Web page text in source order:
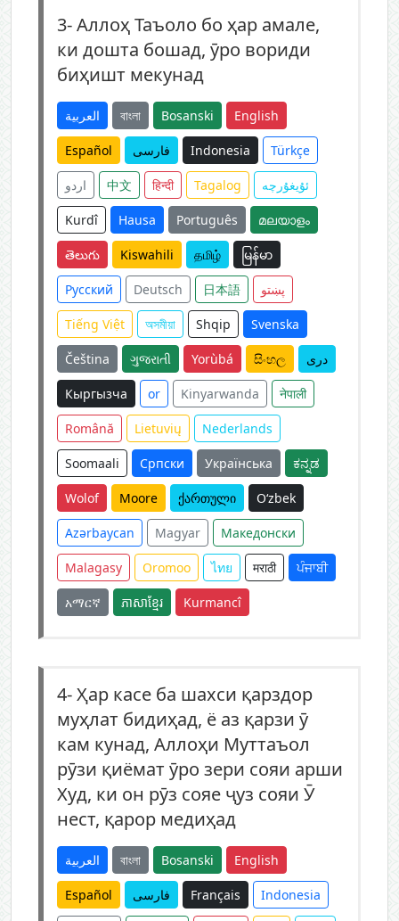
3-Аллоҳ Таъоло бо ҳар амале,
ки дошта бошад, ӯро вориди
биҳишт мекунад
العربية বাংলা Bosanski English
Español فارسی Indonesia Türkçe
اردو 中文 हिन्दी Tagalog ئۇيغۇرچە
Kurdî Hausa Português മലയാളം
తెలుగు Kiswahili தமிழ் မြန်မာ
Русский Deutsch 日本語 پښتو
Tiếng Việt অসমীয়া Shqip Svenska
Čeština ગુજરાતી Yorùbá සිංහල دری
Кыргызча or Kinyarwanda नेपाली
Română Lietuvių Nederlands
Soomaali Српски Українська ಕನ್ನಡ
Wolof Moore ქართული O‘zbek
Azərbaycan Magyar Македонски
Malagasy Oromoo ไทย मराठी ਪੰਜਾਬੀ
አማርኛ ភាសាខ្មែរ Kurmancî
4-Ҳар касе ба шахси қарздор
муҳлат бидиҳад, ё аз қарзи ӯ
кам кунад, Аллоҳи Муттаъол
рӯзи қиёмат ӯро зери сояи арши
Худ, ки он рӯз сояе ҷуз сояи Ӯ
нест, қарор медиҳад
العربية বাংলা Bosanski English
Español فارسی Français Indonesia